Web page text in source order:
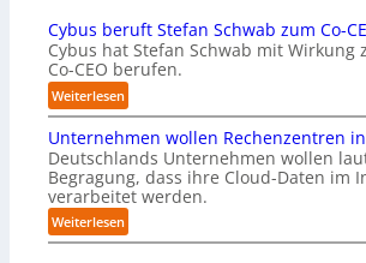
u
f
d
e
I
m
p
l
e
m
ä
z
i
s
e
2
D
-
I
n
s
Cybus beruft Stefan Schwab zum Co-
Cybus hat Stefan Schwab mit Wirkung
Co-CEO berufen.
Weiterlesen:
C
y
b
u
s
e
Unternehmen wollen Rechenzentren
Deutschlands Unternehmen wollen
Begragung, dass ihre Cloud-Daten im
verarbeitet werden.
Weiterlesen:
U